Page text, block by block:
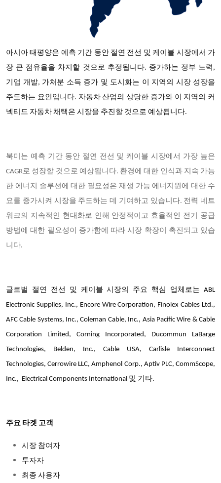
아시아 태평양은 예측 기간 동안 절연 전선 및 케이블 시장에서 가
장 큰 점유율을 차지할 것으로 추정됩니다. 증가하는 정부 노력,
기업 개발, 가처분 소득 증가 및 도시화는 이 지역의 시장 성장을
주도하는 요인입니다. 자동차 산업의 상당한 증가와 이 지역의 커
넥티드 자동차 채택은 시장을 추진할 것으로 예상됩니다.
북미는 예측 기간 동안 절연 전선 및 케이블 시장에서 가장 높은
CAGR로 성장할 것으로 예상됩니다. 환경에 대한 인식과 지속 가능
한 에너지 솔루션에 대한 필요성은 재생 가능 에너지원에 대한 수
요를 증가시켜 시장을 주도하는 데 기여하고 있습니다. 전력 네트
워크의 지속적인 현대화로 인해 안정적이고 효율적인 전기 공급
방법에 대한 필요성이 증가함에 따라 시장 확장이 촉진되고 있습
니다.
글로벌 절연 전선 및 케이블 시장의 주요 핵심 업체로는 ABL
Electronic Supplies, Inc., Encore Wire Corporation, Finolex Cables Ltd.,
AFC Cable Systems, Inc., Coleman Cable, Inc., Asia Pacific Wire & Cable
Corporation Limited, Corning Incorporated, Ducommun LaBarge
Technologies, Belden, Inc., Cable USA, Carlisle Interconnect
Technologies, Cerrowire LLC, Amphenol Corp., Aptiv PLC, CommScope,
Inc., Electrical Components International 및 기타.
주요 타겟 고객
시장 참여자
투자자
최종 사용자